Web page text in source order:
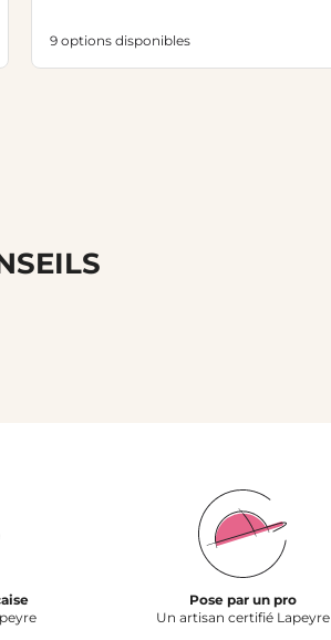
9 options disponibles
Pose par un pro
Un artisan certifié Lapeyre